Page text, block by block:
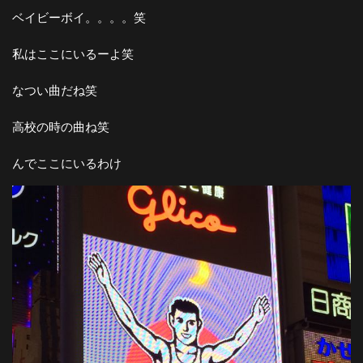
ベイビーボイ。。。。笑
私はここにいるーよ笑
なつい曲だね笑
高校の時の曲ね笑
んでここにいるわけ